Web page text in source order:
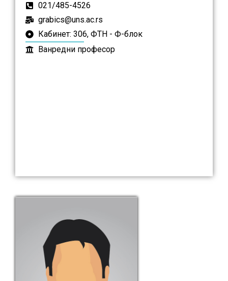
021/485-4526
grabics@uns.ac.rs
Кабинет: 306, ФТН - Ф-блок
Ванредни професор